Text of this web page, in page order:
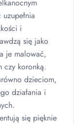
i
się jako
je malować,
czy koronką.
dzieciom,
działania i
się pięknie